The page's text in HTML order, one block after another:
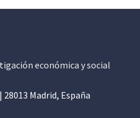
económica y social
Madrid, España